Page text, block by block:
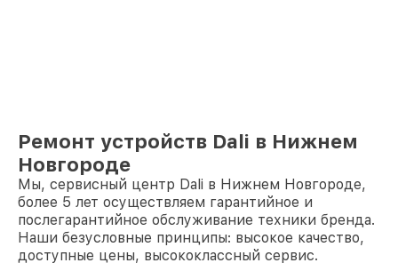
Ремонт устройств Dali в Нижнем
Новгороде
Мы, сервисный центр Dali в Нижнем Новгороде,
более 5 лет осуществляем гарантийное и
послегарантийное обслуживание техники бренда.
Наши безусловные принципы: высокое качество,
доступные цены, высококлассный сервис.